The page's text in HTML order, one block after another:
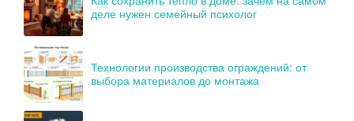
деле нужен семейный психолог
Технологии производства ограждений: от
выбора материалов до монтажа